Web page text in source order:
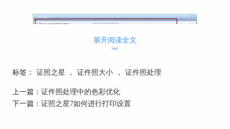
展开阅读全文
︾
标签： 证照之星 ， 证件照大小 ， 证件照处理
上一篇： 证件照处理中的色彩优化
下一篇： 证照之星7如何进行打印设置